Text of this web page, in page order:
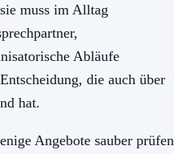
muss im Alltag
Abläufe
die auch über
hat.
Angebote sauber prüfen